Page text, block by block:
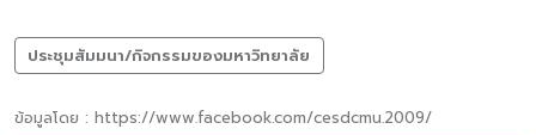
ประชุมสัมมนา/กิจกรรมของมหาวิทยาลัย
ข้อมูลโดย : https://www.facebook.com/cesdcmu.2009/